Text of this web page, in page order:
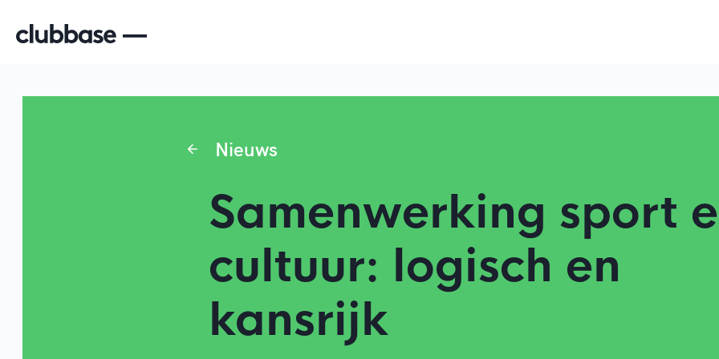
Nieuws
Samenwerking sport
cultuur: logisch en
kansrijk